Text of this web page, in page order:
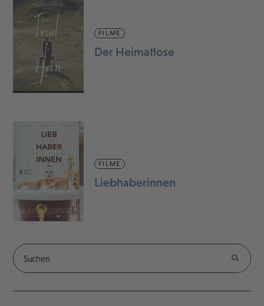
FILME
Der Heimatlose
FILME
Liebhaberinnen